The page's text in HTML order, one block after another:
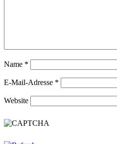
Name *
E-Mail-Adresse *
Website